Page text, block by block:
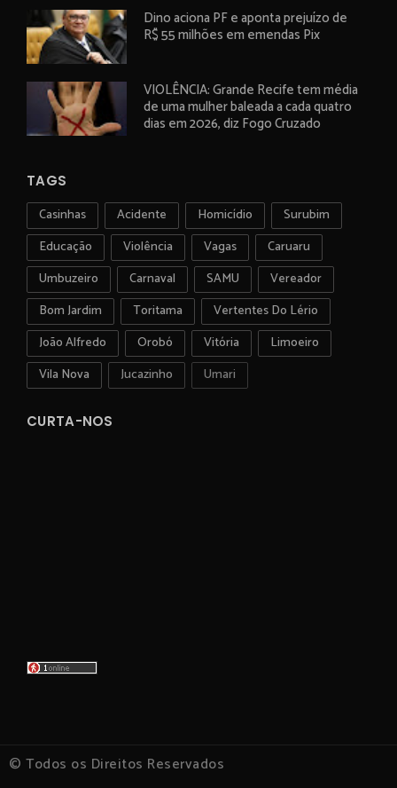
Dino aciona PF e aponta prejuízo de
R$ 55 milhões em emendas Pix
VIOLÊNCIA: Grande Recife tem média
de uma mulher baleada a cada quatro
dias em 2026, diz Fogo Cruzado
TAGS
Casinhas Acidente Homicídio
Surubim
Educação
Violência Vagas
Caruaru
Umbuzeiro
Carnaval SAMU
Vereador
Bom Jardim
Toritama
Vertentes Do Lério
João Alfredo
Orobó Vitória
Limoeiro
Vila Nova
Jucazinho Umari
CURTA-NOS
© Todos os Direitos Reservados